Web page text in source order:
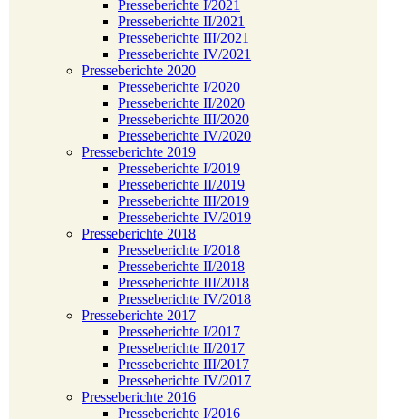
Presseberichte I/2021
Presseberichte II/2021
Presseberichte III/2021
Presseberichte IV/2021
Presseberichte 2020
Presseberichte I/2020
Presseberichte II/2020
Presseberichte III/2020
Presseberichte IV/2020
Presseberichte 2019
Presseberichte I/2019
Presseberichte II/2019
Presseberichte III/2019
Presseberichte IV/2019
Presseberichte 2018
Presseberichte I/2018
Presseberichte II/2018
Presseberichte III/2018
Presseberichte IV/2018
Presseberichte 2017
Presseberichte I/2017
Presseberichte II/2017
Presseberichte III/2017
Presseberichte IV/2017
Presseberichte 2016
Presseberichte I/2016